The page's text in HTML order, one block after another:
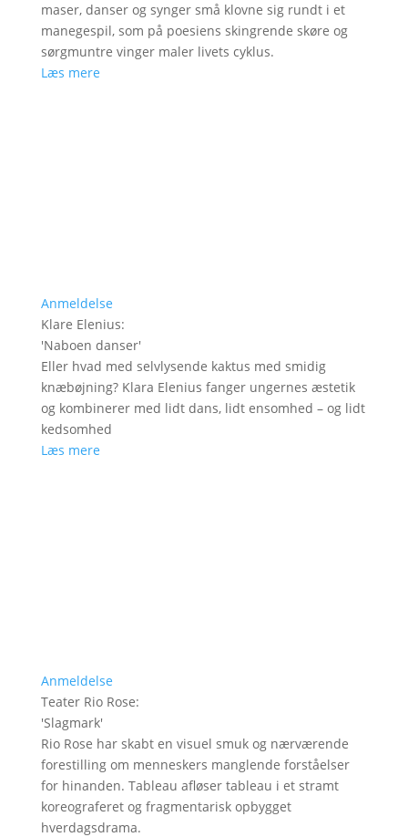
maser, danser og synger små klovne sig rundt i et
manegespil, som på poesiens skingrende skøre og
sørgmuntre vinger maler livets cyklus.
Læs mere
Anmeldelse
Klare Elenius:
'Naboen danser'
Eller hvad med selvlysende kaktus med smidig
knæbøjning? Klara Elenius fanger ungernes æstetik
og kombinerer med lidt dans, lidt ensomhed – og lidt
kedsomhed
Læs mere
Anmeldelse
Teater Rio Rose:
'Slagmark'
Rio Rose har skabt en visuel smuk og nærværende
forestilling om menneskers manglende forståelser
for hinanden. Tableau afløser tableau i et stramt
koreograferet og fragmentarisk opbygget
hverdagsdrama.